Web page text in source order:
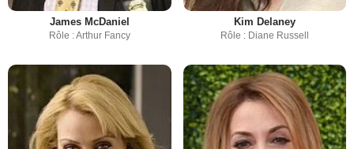
James McDaniel
Rôle : Arthur Fancy
Kim Delaney
Rôle : Diane Russell